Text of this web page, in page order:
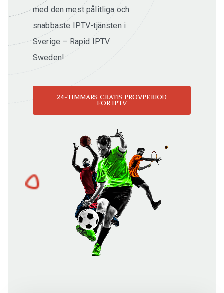
med den mest pålitliga och
snabbaste IPTV-tjänsten i
Sverige – Rapid IPTV
Sweden!
24-TIMMARS GRATIS PROVPERIOD
FÖR IPTV